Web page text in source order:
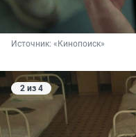
Источник: «Кинопоиск»
2 из 4